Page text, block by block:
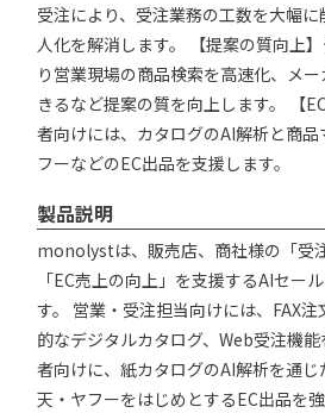
受注により、受注業務の工数を大幅
人化を解消します。 【提案の質向上
り営業現場の商品検索を高速化、メ
きるなど提案の質を向上します。 【
者向けには、カタログのAI解析と商
フーなどのEC出品を支援します。
製品説明
monolystは、販売店、商社様の「受
「EC売上の向上」を支援するAIセー
す。 営業・受注担当向けには、FAX
的なデジタルカタログ、Web受注機
者向けに、紙カタログのAI解析を通
天・ヤフーをはじめとするEC出品を